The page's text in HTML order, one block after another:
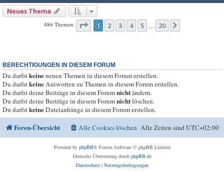
Neues Thema
486 Themen Seite 1von 20
1 2 3 4 5 … 20
BERECHTIGUNGEN IN DIESEM FORUM
Du darfstkeineneuen Themen in diesem Forum erstellen.
Du darfstkeineAntworten zu Themen in diesem Forum erstellen.
Du darfst deine Beiträge in diesem Forumnichtändern.
Du darfst deine Beiträge in diesem Forumnichtlöschen.
Du darfstkeineDateianhänge in diesem Forum erstellen.
Foren-Übersicht Alle Zeiten sindUTC+02:00
Alle Cookies löschen
Powered by phpBB® Forum Software © phpBB Limited
Deutsche Übersetzung durch phpBB.de
Datenschutz| Nutzungsbedingungen